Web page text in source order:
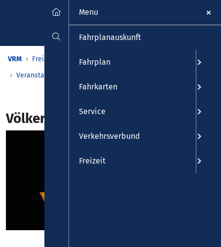
VRM Freizeit
Veranstaltungen & Kalender
Veranstaltungen
Völkerball
Menu
Fahrplanauskunft
Fahrplan
Fahrkarten
Service
Verkehrsverbund
Freizeit